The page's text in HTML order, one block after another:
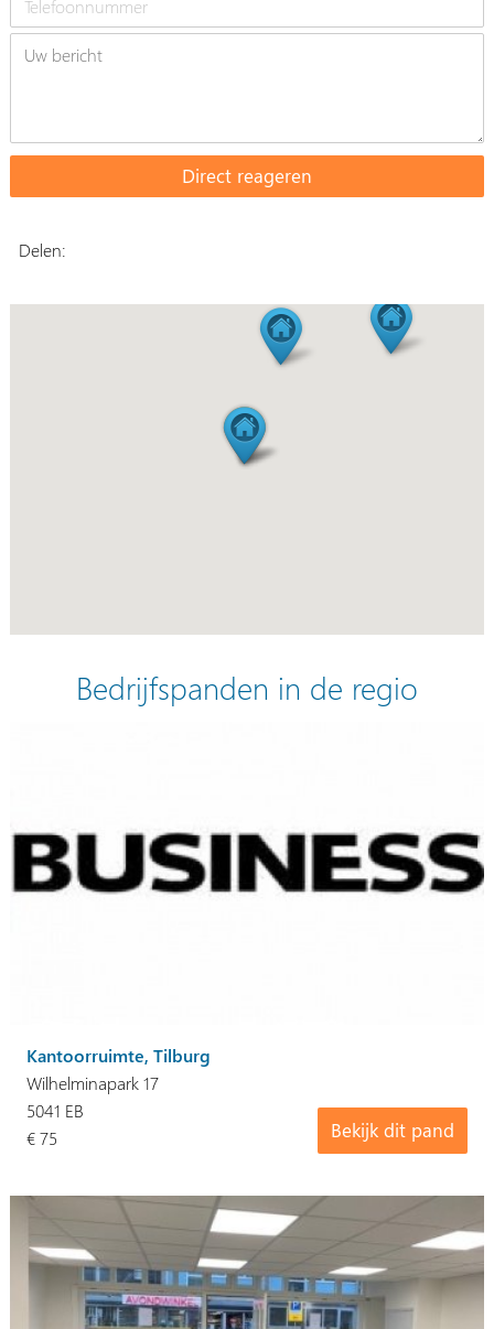
Delen:
Bedrijfspanden in de regio
Kantoorruimte, Tilburg
Wilhelminapark 17
Bekijk dit pand
5041 EB
€ 75